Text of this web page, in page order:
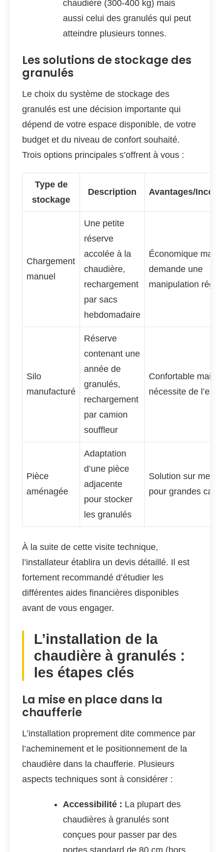
chaudière (300-400 kg) mais
aussi celui des granulés qui peut
atteindre plusieurs tonnes.
Les solutions de stockage des
granulés
Le choix du système de stockage des
granulés est une décision importante qui
dépend de votre espace disponible, de votre
budget et du niveau de confort souhaité.
Trois options principales s’offrent à vous :
Type de
stockage
Description Avantages/
Chargement
manuel
Une petite
réserve
accolée à la
chaudière,
rechargement
par sacs
hebdomadaire
Économique mais
demande une
manipulation
Silo
manufacturé
Réserve
contenant une
année de
granulés,
rechargement
par camion
souffleur
Confortable mais
nécessite de
Pièce
aménagée
Adaptation
d’une pièce
adjacente
pour stocker
les granulés
Solution sur
pour grandes
À la suite de cette visite technique,
l’installateur établira un devis détaillé. Il est
fortement recommandé d’étudier les
différentes aides financières disponibles
avant de vous engager.
L’installation de la
chaudière à granulés :
les étapes clés
La mise en place dans la
chaufferie
L’installation proprement dite commence par
l’acheminement et le positionnement de la
chaudière dans la chaufferie. Plusieurs
aspects techniques sont à considérer :
Accessibilité : La plupart des
chaudières à granulés sont
conçues pour passer par des